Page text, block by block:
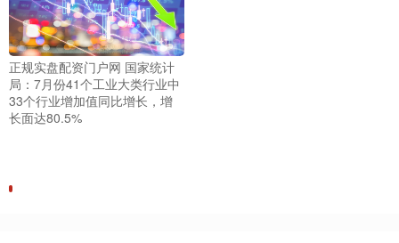
正规实盘配资门户网 国家统计
局：7月份41个工业大类行业中
33个行业增加值同比增长，增
长面达80.5%